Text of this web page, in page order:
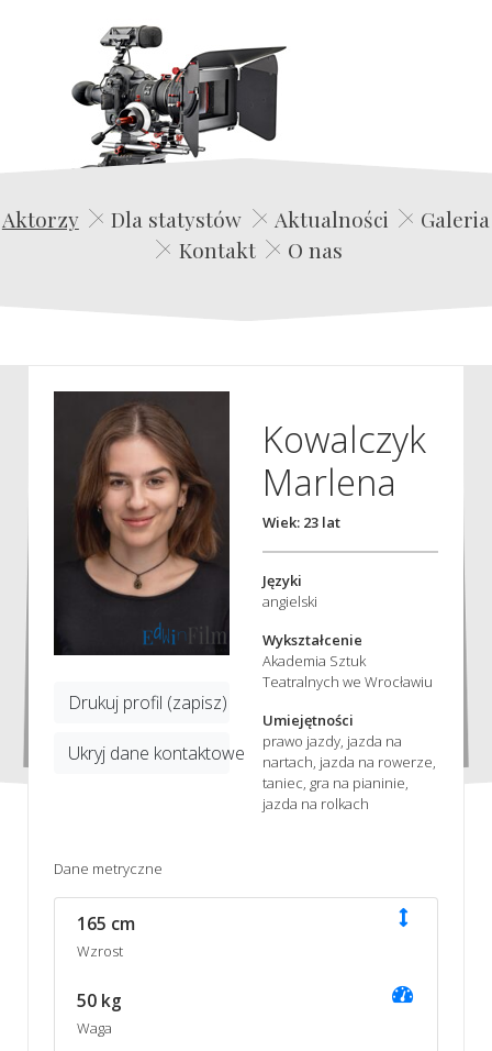
Edwin Film Agencja Aktorska
Aktorzy Dla statystów Aktualności
Galeria
Kontakt
O nas
Drukuj profil (zapisz)
Ukryj dane kontaktowe
Kowalczyk
Marlena
Wiek: 23 lat
Języki
angielski
Wykształcenie
Akademia Sztuk
Teatralnych we Wrocławiu
Umiejętności
prawo jazdy, jazda na
nartach, jazda na rowerze,
taniec, gra na pianinie,
jazda na rolkach
Dane metryczne
165 cm
Wzrost
50 kg
Waga